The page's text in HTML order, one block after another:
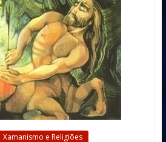
Xamanismo e Religiões